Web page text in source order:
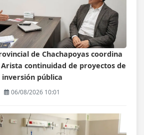
de Chachapoyas coordina
Arista continuidad de proyectos de
inversión pública
06/08/2026 10:01